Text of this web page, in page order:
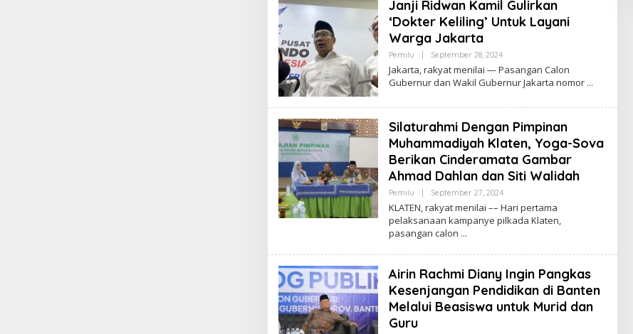
Z
Janji Ridwan Kamil Gulirkan
‘Dokter Keliling’ Untuk Layani
Warga Jakarta
Pemilu September 28, 2024B
Y
R
O
Z
Jakarta, rakyat menilai — Pasangan Calon
Gubernur dan Wakil Gubernur Jakarta nomor
Silaturahmi Dengan Pimpinan
Muhammadiyah Klaten, Yoga-Sova
Berikan Cinderamata Gambar
Ahmad Dahlan dan Siti Walidah
Pemilu September 27, 2024B
Y
R
O
A
KLATEN, rakyat menilai –– Hari pertama
pelaksanaan kampanye pilkada Klaten,
pasangan calon
Airin Rachmi Diany Ingin Pangkas
Kesenjangan Pendidikan di Banten
Melalui Beasiswa untuk Murid dan
Guru